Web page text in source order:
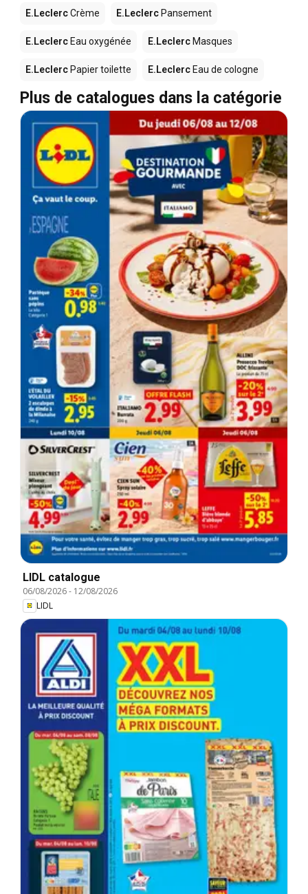
E.LeclercCrème E.Leclerc Pansement
E.Leclerc Eau oxygénée E.Leclerc Masques
E.Leclerc Papier toilette E.Leclerc Eau de cologne
Plus de catalogues dans la catégorie
LIDL catalogue
06/08/2026- 12/08/2026
LIDL